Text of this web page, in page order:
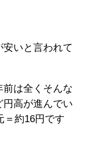
いと言われて
は全くそんな
高が進んでい
＝約16円です